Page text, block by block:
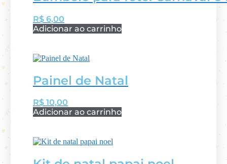
R$6,00
Adicionar ao carrinho
Painel de Natal
R$10,00
Adicionar ao carrinho